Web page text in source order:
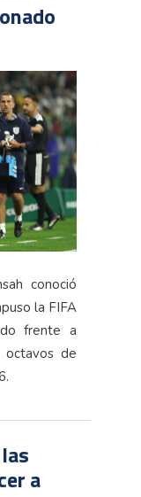
conoció
la FIFA
frente a
octavos de
a